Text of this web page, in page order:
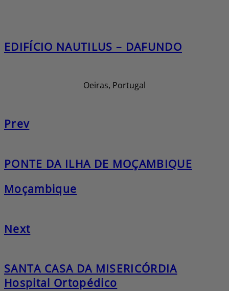
EDIFÍCIO NAUTILUS – DAFUNDO
Oeiras, Portugal
Prev
PONTE DA ILHA DE MOÇAMBIQUE
Moçambique
Next
SANTA CASA DA MISERICÓRDIA
Hospital Ortopédico